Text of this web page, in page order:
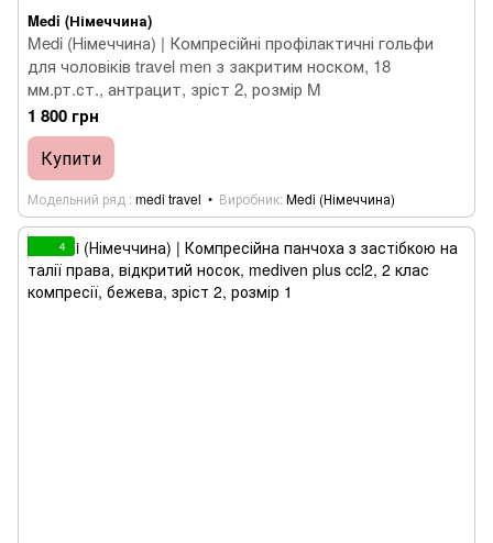
Medi (Німеччина)
Medi (Німеччина) | Компресійні профілактичні гольфи
для чоловіків travel men з закритим носком, 18
мм.рт.ст., антрацит, зріст 2, розмір M
1 800 грн
Купити
Модельний ряд medi travel Виробник Medi (Німеччина)
4